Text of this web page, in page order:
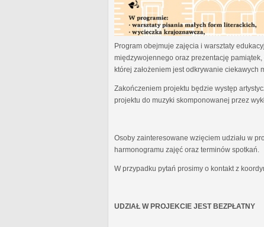
Program obejmuje zajęcia i warsztaty
międzywojennego oraz prezentację
której założeniem jest odkrywanie ciekawych
Zakończeniem projektu będzie występ
projektu do muzyki skomponowanej przez
Osoby zainteresowane wzięciem udziału w
harmonogramu zajęć oraz terminów spotkań.
W przypadku pytań prosimy o kontakt z
UDZIAŁ W PROJEKCIE JEST BEZPŁATNY